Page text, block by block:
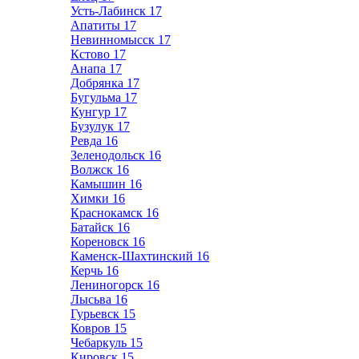
Усть-Лабинск 17
Апатиты 17
Невинномысск 17
Кстово 17
Анапа 17
Добрянка 17
Бугульма 17
Кунгур 17
Бузулук 17
Ревда 16
Зеленодольск 16
Волжск 16
Камышин 16
Химки 16
Краснокамск 16
Батайск 16
Кореновск 16
Каменск-Шахтинский 16
Керчь 16
Лениногорск 16
Лысьва 16
Гурьевск 15
Ковров 15
Чебаркуль 15